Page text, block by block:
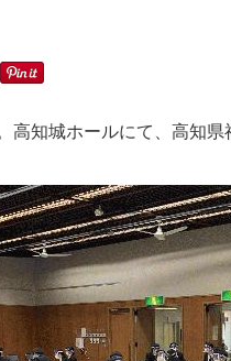
高知城ホールにて、高知